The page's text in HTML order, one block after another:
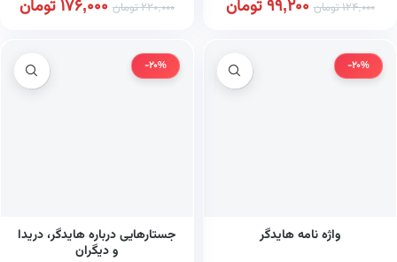
124,000تومان 99,200تومان 220,000تومان 176,000تومان
-20%
واژه نامه هایدگر
-20%
جستارهایی درباره هایدگر، دریدا
و دیگران